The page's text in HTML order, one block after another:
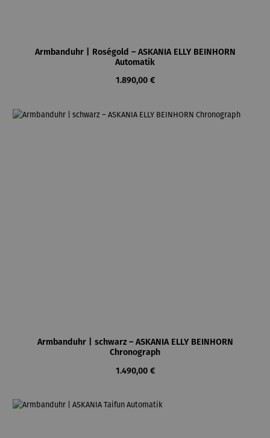
Armbanduhr | Roségold – ASKANIA ELLY BEINHORN
Automatik
Regulärer Preis:
1.890,00 €
Armbanduhr | schwarz – ASKANIA ELLY BEINHORN
Chronograph
Regulärer Preis:
1.490,00 €